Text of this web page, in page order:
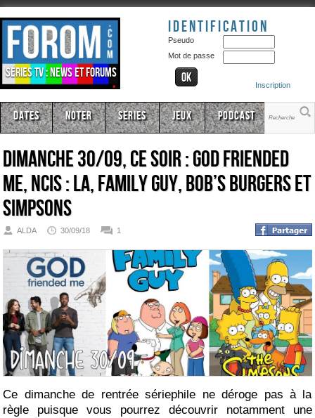
Séries TV : news et forums
Identification
Pseudo
Mot de passe
Inscription
Dates Noter Series Jeux Podcast
Dimanche 30/09, ce soir : God Friended
Me, NCIS : LA, Family Guy, Bob’s Burgers et
Simpsons
ALDA 30/09/18 1
Ce dimanche de rentrée sériephile ne déroge pas à la
règle puisque vous pourrez découvrir notamment une